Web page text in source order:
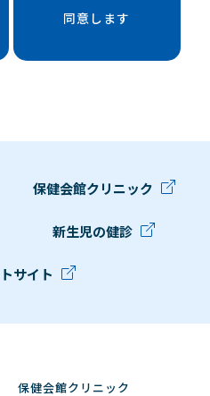
同意します
保健会館クリニック
新生児の健診
サイト
保健会館クリニック